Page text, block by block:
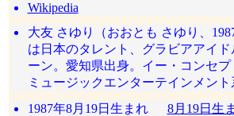
Wikipedia
大友 さゆり（おおとも さゆり、
は日本のタレント、グラビアアイド
ーン。愛知県出身。イー・コンセプ
ミュージックエンターテインメント
1987年8月19日生まれ 8月19日生